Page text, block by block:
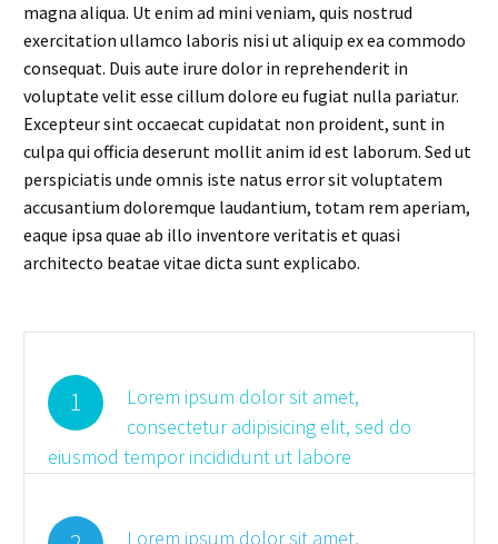
magna aliqua. Ut enim ad mini veniam, quis nostrud
exercitation ullamco laboris nisi ut aliquip ex ea commodo
consequat. Duis aute irure dolor in reprehenderit in
voluptate velit esse cillum dolore eu fugiat nulla pariatur.
Excepteur sint occaecat cupidatat non proident, sunt in
culpa qui officia deserunt mollit anim id est laborum. Sed ut
perspiciatis unde omnis iste natus error sit voluptatem
accusantium doloremque laudantium, totam rem aperiam,
eaque ipsa quae ab illo inventore veritatis et quasi
architecto beatae vitae dicta sunt explicabo.
1
Lorem ipsum dolor sit amet,
consectetur adipisicing elit, sed do
eiusmod tempor incididunt ut labore
Lorem ipsum dolor sit amet,